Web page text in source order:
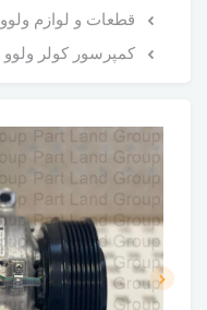
قطعات و لوازم ولوو XC90
کمپرسور کولر ولوو XC90-XC60-T11